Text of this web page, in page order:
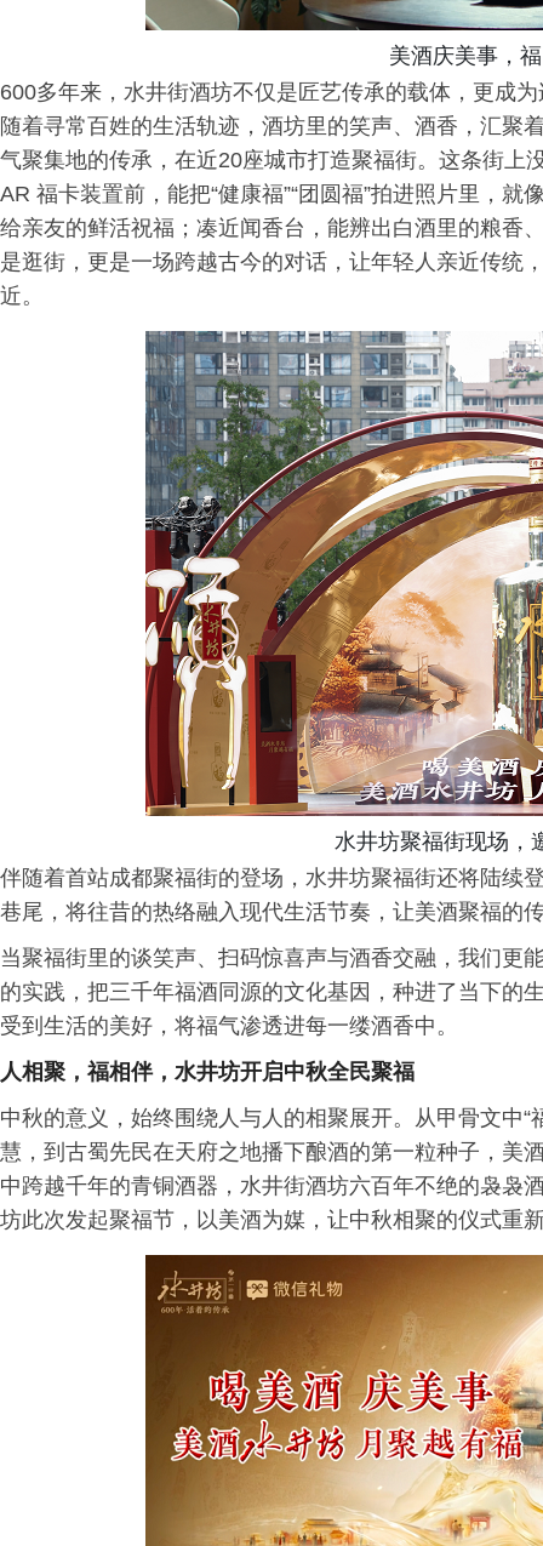
美酒庆美事，
600多年来，水井街酒坊不仅是匠艺传承的载体，更成
随着寻常百姓的生活轨迹，酒坊里的笑声、酒香，汇聚
气聚集地的传承，在近20座城市打造聚福街。这条街上
AR 福卡装置前，能把“健康福”“团圆福”拍进照片里，
给亲友的鲜活祝福；凑近闻香台，能辨出白酒里的粮
是逛街，更是一场跨越古今的对话，让年轻人亲近传统
近。
水井坊聚福街现场，
伴随着首站成都聚福街的登场，水井坊聚福街还将陆续
巷尾，将往昔的热络融入现代生活节奏，让美酒聚福的
当聚福街里的谈笑声、扫码惊喜声与酒香交融，我们更
的实践，把三千年福酒同源的文化基因，种进了当下的
受到生活的美好，将福气渗透进每一缕酒香中。
人相聚，福相伴，水井坊开启中秋全民聚福
中秋的意义，始终围绕人与人的相聚展开。从甲骨文中“
慧，到古蜀先民在天府之地播下酿酒的第一粒种子，美
中跨越千年的青铜酒器，水井街酒坊六百年不绝的袅袅
坊此次发起聚福节，以美酒为媒，让中秋相聚的仪式重